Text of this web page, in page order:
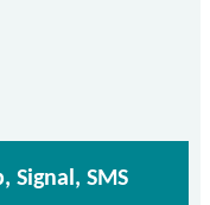
Signal, SMS